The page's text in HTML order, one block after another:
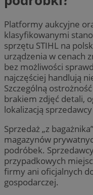
Platformy aukcyjne
klasyfikowanymi
sprzętu STIHL na
urządzenia w cenach
bez możliwości
najczęściej handlują
Szczególną
brakiem zdjęć detali,
lokalizacją
Sprzedaż „z
magazynów
podróbek.
przypadkowych
firmy ani oficjalnych
gospodarczej.